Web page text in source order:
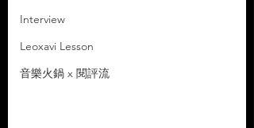
Interview
Leoxavi Lesson
音樂火鍋 x 閱評流